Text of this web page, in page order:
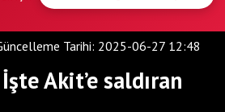
Tarihi: 2025-06-27 12:48
Akit’e saldıran